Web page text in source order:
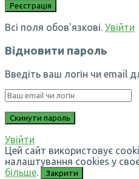
Всі поля обов'язкові. Увійти
Відновити пароль
Введіть ваш логін чи email
Увійти
Цей сайт використовує
налаштування cookies у
більше. Закрити